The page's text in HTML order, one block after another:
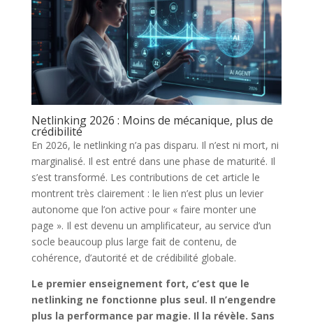
Netlinking 2026 : Moins de mécanique, plus de
crédibilité
En 2026, le netlinking n’a pas disparu. Il n’est ni mort, ni
marginalisé. Il est entré dans une phase de maturité. Il
s’est transformé. Les contributions de cet article le
montrent très clairement : le lien n’est plus un levier
autonome que l’on active pour « faire monter une
page ». Il est devenu un amplificateur, au service d’un
socle beaucoup plus large fait de contenu, de
cohérence, d’autorité et de crédibilité globale.
Le premier enseignement fort, c’est que le
netlinking ne fonctionne plus seul. Il n’engendre
plus la performance par magie. Il la révèle. Sans